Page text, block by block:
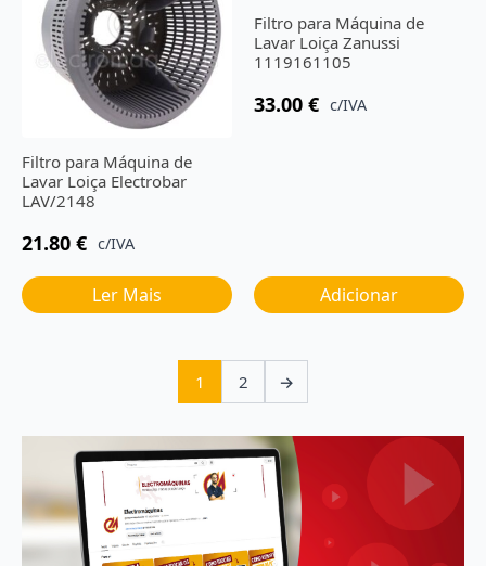
Filtro para Máquina de
Lavar Loiça Electrobar
LAV/2148
21.80 € c/IVA
Ler Mais
Filtro para Máquina de
Lavar Loiça Zanussi
1119161105
33.00 € c/IVA
Adicionar
1 2 →